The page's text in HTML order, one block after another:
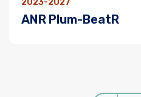
2023-2027
ANR Plum-BeatR